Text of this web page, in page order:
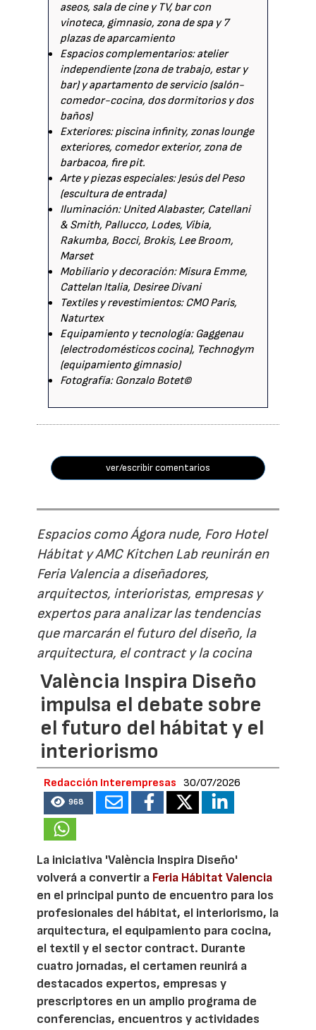
aseos, sala de cine y TV, bar con
vinoteca, gimnasio, zona de spa y 7
plazas de aparcamiento
Espacios complementarios: atelier
independiente (zona de trabajo, estar y
bar) y apartamento de servicio (salón-
comedor-cocina, dos dormitorios y dos
baños)
Exteriores: piscina infinity, zonas lounge
exteriores, comedor exterior, zona de
barbacoa, fire pit.
Arte y piezas especiales: Jesús del Peso
(escultura de entrada)
Iluminación: United Alabaster, Catellani
& Smith, Pallucco, Lodes, Vibia,
Rakumba, Bocci, Brokis, Lee Broom,
Marset
Mobiliario y decoración: Misura Emme,
Cattelan Italia, Desiree Divani
Textiles y revestimientos: CMO Paris,
Naturtex
Equipamiento y tecnología: Gaggenau
(electrodomésticos cocina), Technogym
(equipamiento gimnasio)
Fotografía: Gonzalo Botet©
ver/escribir comentarios
Espacios como Ágora nude, Foro Hotel
Hábitat y AMC Kitchen Lab reunirán en
Feria Valencia a diseñadores,
arquitectos, interioristas, empresas y
expertos para analizar las tendencias
que marcarán el futuro del diseño, la
arquitectura, el contract y la cocina
València Inspira Diseño
impulsa el debate sobre
el futuro del hábitat y el
interiorismo
Redacción Interempresas 30/07/2026
968
La iniciativa 'València Inspira Diseño'
volverá a convertir a Feria Hábitat Valencia
en el principal punto de encuentro para los
profesionales del hábitat, el interiorismo, la
arquitectura, el equipamiento para cocina,
el textil y el sector contract. Durante
cuatro jornadas, el certamen reunirá a
destacados expertos, empresas y
prescriptores en un amplio programa de
conferencias, encuentros y actividades